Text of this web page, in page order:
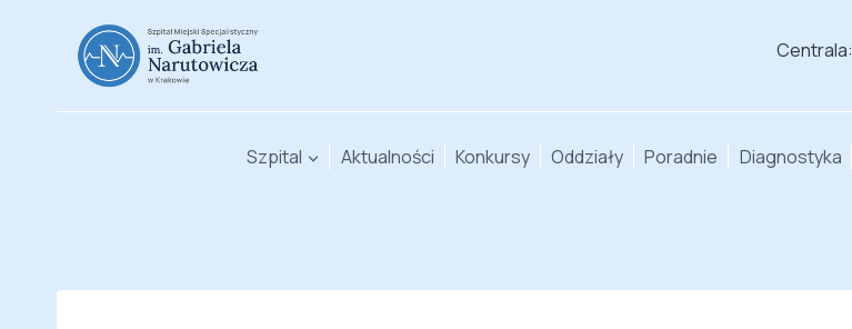
Centrala:
Szpital Aktualności Konkursy Oddziały Poradnie Diagnostyka